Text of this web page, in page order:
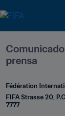
prensa
Fédération
FIFA Strasse 20,
7777